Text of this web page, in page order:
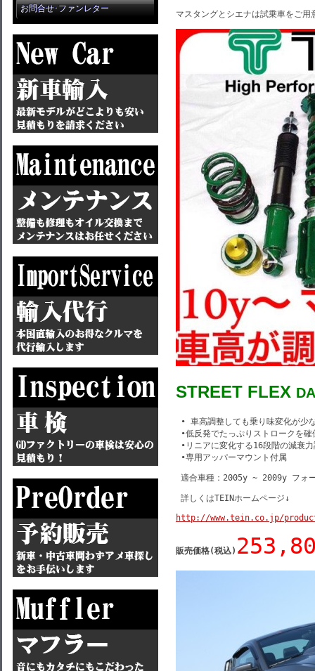
お問合せ･ファンレター
マスタングとシエナは試乗車をご
STREET FLEX
• 車高調整しても乗り味変化が少
•低反発でたっぷりストロークを確
•リニアに変化する16段階の減衰
•専用アッパーマウント付属
適合車種：2005y ~ 2009y フォ
詳しくはTEINホームページ↓
http://www.tein.co.jp/
販売価格(税込)